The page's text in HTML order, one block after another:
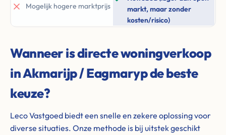
Mogelijk hogere marktprijs
markt, maar zonder
kosten/risico)
Wanneer is directe woningverkoop
in Akmarijp / Eagmaryp de beste
keuze?
Leco Vastgoed biedt een snelle en zekere oplossing voor
diverse situaties. Onze methode is bij uitstek geschikt